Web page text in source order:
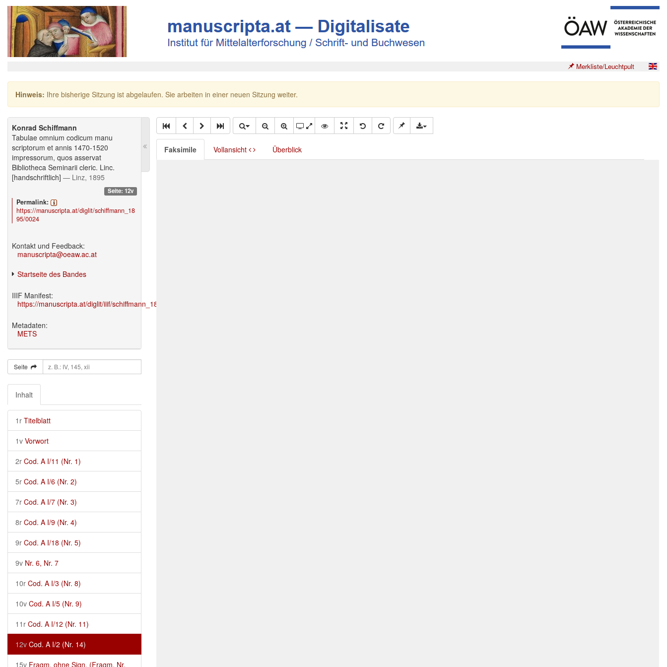
Merkliste/Leuchtpult
Hinweis: Ihre bisherige Sitzung ist abgelaufen. Sie arbeiten in einer neuen Sitzung weiter.
Konrad Schiffmann
Tabulae omnium codicum manu
scriptorum et annis 1470-1520
impressorum, quos asservat
Bibliotheca Seminarii cleric. Linc.
[handschriftlich] — Linz, 1895
Seite: 12v
Permalink:
https://manuscripta.at/diglit/schiffmann_18
95/0024
Kontakt und Feedback:
manuscripta@oeaw.ac.at
Startseite des Bandes
IIIF Manifest:
https://manuscripta.at/diglit/iiif/schiffmann_1895/manifest.json
Metadaten:
METS
Seite
Inhalt
1r Titelblatt
1v Vorwort
2r Cod. A I/11 (Nr. 1)
5r Cod. A I/6 (Nr. 2)
7r Cod. A I/7 (Nr. 3)
8r Cod. A I/9 (Nr. 4)
9r Cod. A I/18 (Nr. 5)
9v Nr. 6, Nr. 7
10r Cod. A I/3 (Nr. 8)
10v Cod. A I/5 (Nr. 9)
11r Cod. A I/12 (Nr. 11)
12v Cod. A I/2 (Nr. 14)
15v Fragm. ohne Sign. (Fragm. Nr.
Faksimile Vollansicht Überblick